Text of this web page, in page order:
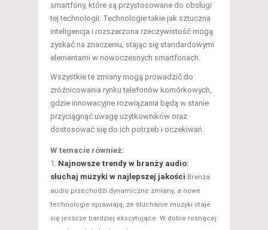
smartfony, które są przystosowane do obsługi
tej technologii. Technologie takie jak sztuczna
inteligencja i rozszerzona rzeczywistość mogą
zyskać na znaczeniu, stając się standardowymi
elementami w nowoczesnych smartfonach.
Wszystkie te zmiany mogą prowadzić do
zróźnicowania rynku telefonów komórkowych,
gdzie innowacyjne rozwiązania będą w stanie
przyciągnąć uwagę użytkowników oraz
dostosować się do ich potrzeb i oczekiwań.
W temacie również:
Najnowsze trendy w branży audio:
słuchaj muzyki w najlepszej jakości Branża
audio przechodzi dynamiczne zmiany, a nowe
technologie sprawiają, że słuchanie muzyki staje
się jeszcze bardziej ekscytujące. W dobie rosnącej